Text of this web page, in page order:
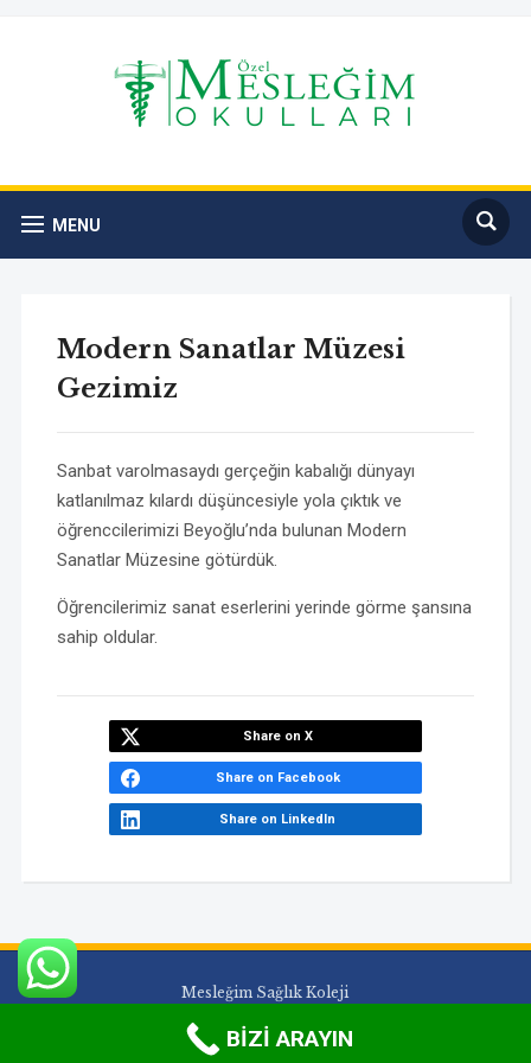
MENU
Modern Sanatlar Müzesi
Gezimiz
Sanbat varolmasaydı gerçeğin kabalığı dünyayı
katlanılmaz kılardı düşüncesiyle yola çıktık ve
öğrenccilerimizi Beyoğlu’nda bulunan Modern
Sanatlar Müzesine götürdük.
Öğrencilerimiz sanat eserlerini yerinde görme şansına
sahip oldular.
Share on X
Share on Facebook
Share on LinkedIn
Mesleğim Sağlık Koleji
WordPress Theme by WPZOOM
BİZİ ARAYIN